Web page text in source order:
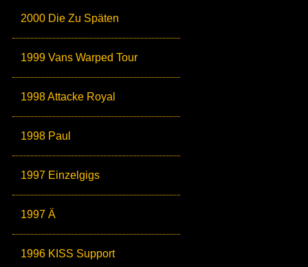
2000 Die Zu Späten
1999 Vans Warped Tour
1998 Attacke Royal
1998 Paul
1997 Einzelgigs
1997 Ä
1996 KISS Support